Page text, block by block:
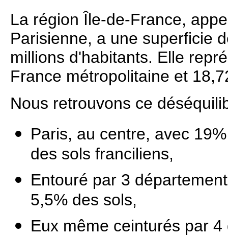
La région Île-de-France,
Parisienne, a une superficie
millions d'habitants. Elle
France métropolitaine et
Nous retrouvons ce
Paris, au centre, avec
des sols franciliens,
Entouré par 3
5,5% des sols,
Eux même ceinturés par